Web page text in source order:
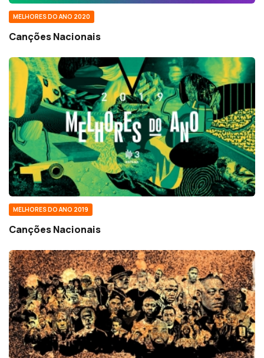
MELHORES DO ANO 2020
Canções Nacionais
MELHORES DO ANO 2019
Canções Nacionais